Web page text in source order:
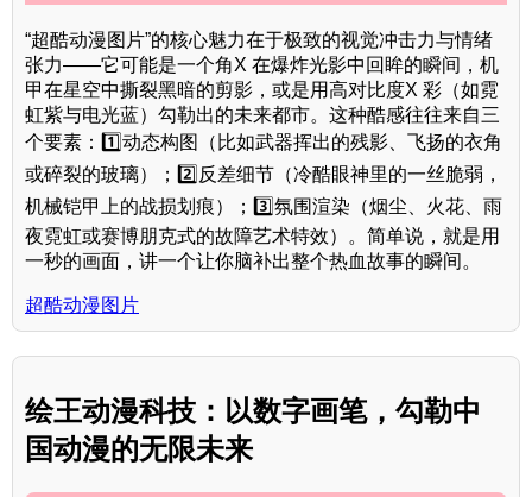
“超酷动漫图片”的核心魅力在于极致的视觉冲击力与情绪
张力——它可能是一个角X 在爆炸光影中回眸的瞬间，机
甲在星空中撕裂黑暗的剪影，或是用高对比度X 彩（如霓
虹紫与电光蓝）勾勒出的未来都市。这种酷感往往来自三
个要素：1️⃣动态构图（比如武器挥出的残影、飞扬的衣角
或碎裂的玻璃）；2️⃣反差细节（冷酷眼神里的一丝脆弱，
机械铠甲上的战损划痕）；3️⃣氛围渲染（烟尘、火花、雨
夜霓虹或赛博朋克式的故障艺术特效）。简单说，就是用
一秒的画面，讲一个让你脑补出整个热血故事的瞬间。
超酷动漫图片
绘王动漫科技：以数字画笔，勾勒中
国动漫的无限未来